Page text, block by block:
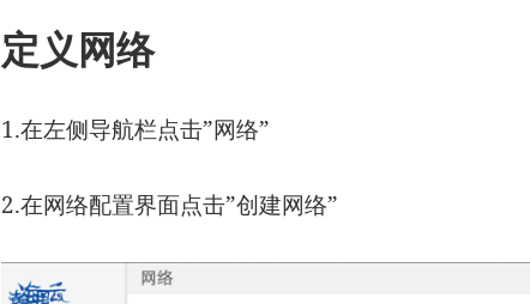
定义网络
1.在左侧导航栏点击”网络”
2.在网络配置界面点击”创建网络”